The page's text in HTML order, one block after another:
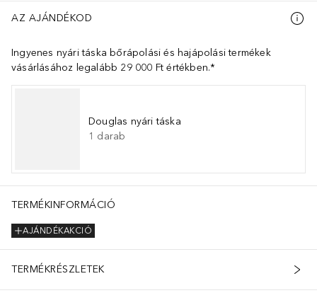
AZ AJÁNDÉKOD
Ingyenes nyári táska bőrápolási és hajápolási termékek
vásárlásához legalább 29 000 Ft értékben.*
Douglas nyári táska
1 darab
TERMÉKINFORMÁCIÓ
AJÁNDÉKAKCIÓ
TERMÉKRÉSZLETEK